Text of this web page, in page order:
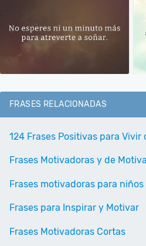
FRASES RELACIONADAS
124 Frases Positivas para Vivir
Frases Motivadoras y de
Frases motivadoras para niños
Frases para Inspirar y Motivar
Frases Motivadoras Cortas